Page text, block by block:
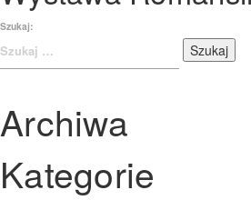
Szukaj:
Archiwa
Kategorie